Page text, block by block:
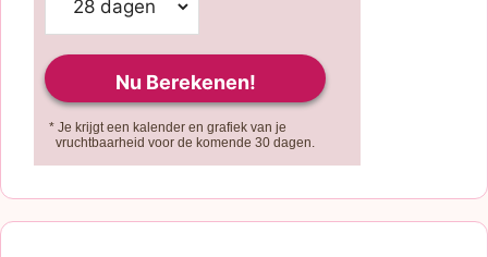
* Je krijgt een kalender en grafiek van je
vruchtbaarheid voor de komende 30 dagen.